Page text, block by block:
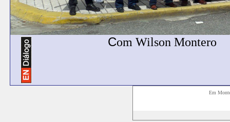
Com Wilson Montero
Em